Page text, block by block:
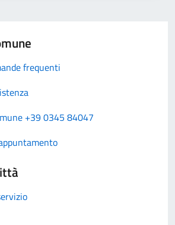
frequenti
+39 0345 84047